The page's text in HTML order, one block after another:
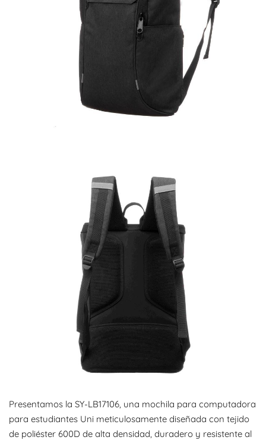
Presentamos la SY-LB17106, una mochila para computadora
para estudiantes Uni meticulosamente diseñada con tejido
de poliéster 600D de alta densidad, duradero y resistente al